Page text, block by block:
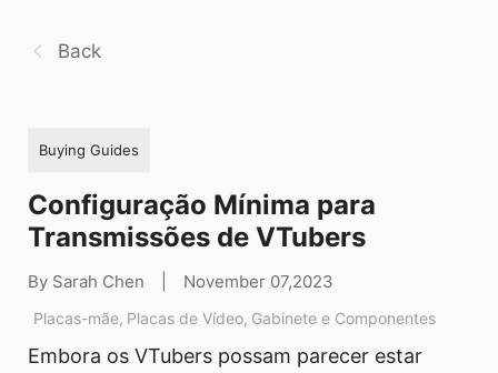
Back
Buying Guides
Configuração Mínima para
Transmissões de VTubers
By Sarah Chen November 07,2023
Placas-mãe, Placas de Vídeo, Gabinete e Componentes
Embora os VTubers possam parecer estar